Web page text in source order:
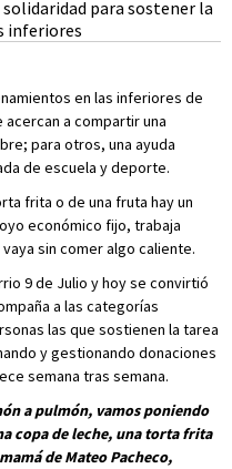
en las inferiores de
a compartir una
para otros, una ayuda
de escuela y deporte.
frita o de una fruta hay un
económico fijo, trabaja
sin comer algo caliente.
9 de Julio y hoy se convirtió
a las categorías
las que sostienen la tarea
y gestionando donaciones
semana tras semana.
a pulmón, vamos poniendo
copa de leche, una torta frita
de Mateo Pacheco,